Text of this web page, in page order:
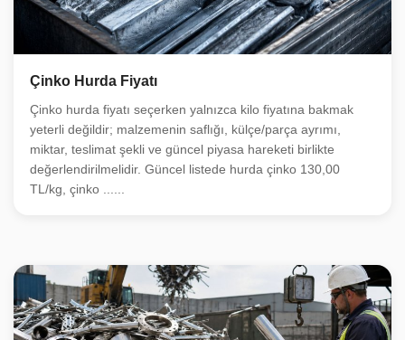
Çinko Hurda Fiyatı
Çinko hurda fiyatı seçerken yalnızca kilo fiyatına bakmak
yeterli değildir; malzemenin saflığı, külçe/parça ayrımı,
miktar, teslimat şekli ve güncel piyasa hareketi birlikte
değerlendirilmelidir. Güncel listede hurda çinko 130,00
TL/kg, çinko ......